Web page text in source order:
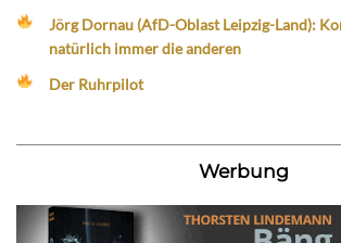
Jörg Dornau (AfD-Oblast Leipzig-Land):
natürlich immer die anderen
Der Ruhrpilot
Werbung